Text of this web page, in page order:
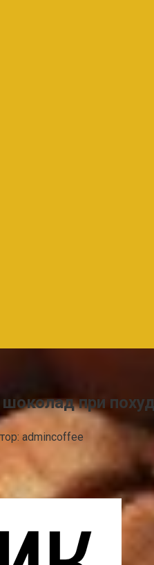
при
admincoffee